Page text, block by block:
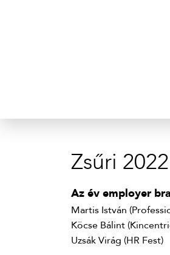
Zsűri 2022
Az év employer
Martis István
Köcse Bálint
Uzsák Virág (HR Fest)